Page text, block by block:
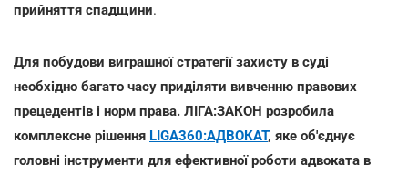
прийняття спадщини.
Для побудови виграшної стратегії захисту в суді
необхідно багато часу приділяти вивченню правових
прецедентів і норм права. ЛІГА:ЗАКОН розробила
комплексне рішення LIGA360:АДВОКАТ, яке об'єднує
головні інструменти для ефективної роботи адвоката в